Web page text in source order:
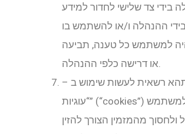
בידי צד שלישי לחדור למידע
ההנהלה ו/או להשתמש בו
למשתמש כל טענה, תביעה
רשאית לעשות שימוש ב –
“עוגיות” (“cookies”) על מנת לספק למשתמש
ולחסוך מהמזמין הצורך להזין